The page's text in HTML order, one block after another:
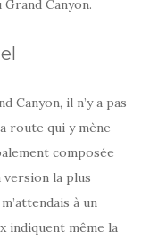
Canyon.
Canyon, il n’y a pas
route qui y mène
composée
version la plus
à un
indiquent même la